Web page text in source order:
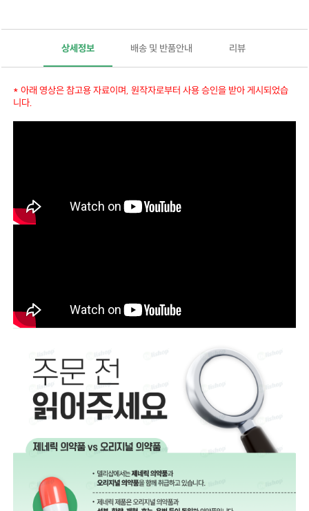
상세정보 배송 및 반품안내 리뷰
* 아래 영상은 참고용 자료이며, 원작자로부터 사용 승인을 받아 게시되었습
니다.